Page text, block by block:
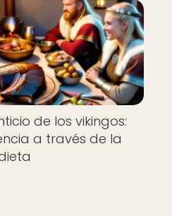
de los vikingos:
a través de la